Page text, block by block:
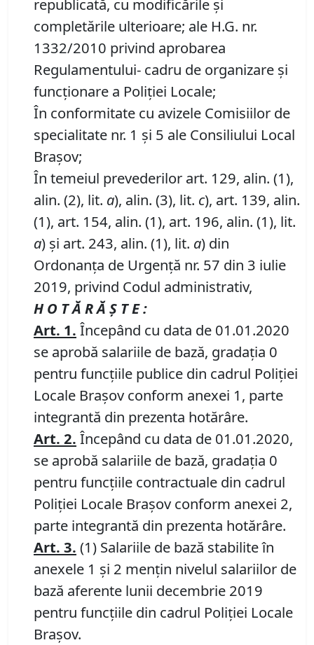
republicată, cu modificările şi
completările ulterioare; ale H.G. nr.
1332/2010 privind aprobarea
Regulamentului- cadru de organizare şi
funcţionare a Poliţiei Locale;
În conformitate cu avizele Comisiilor de
specialitate nr. 1 și 5 ale Consiliului Local
Brașov;
În temeiul prevederilor art. 129, alin. (1),
alin. (2), lit. a), alin. (3), lit. c), art. 139, alin.
(1), art. 154, alin. (1), art. 196, alin. (1), lit.
a) și art. 243, alin. (1), lit. a) din
Ordonanța de Urgență nr. 57 din 3 iulie
2019, privind Codul administrativ,
H O T Ă R Ă Ş T E :
Art. 1. Începând cu data de 01.01.2020
se aprobă salariile de bază, gradația 0
pentru funcţiile publice din cadrul Poliției
Locale Brașov conform anexei 1, parte
integrantă din prezenta hotărâre.
Art. 2. Începând cu data de 01.01.2020,
se aprobă salariile de bază, gradația 0
pentru funcțiile contractuale din cadrul
Poliției Locale Brașov conform anexei 2,
parte integrantă din prezenta hotărâre.
Art. 3. (1) Salariile de bază stabilite în
anexele 1 și 2 mențin nivelul salariilor de
bază aferente lunii decembrie 2019
pentru funcțiile din cadrul Poliției Locale
Brașov.